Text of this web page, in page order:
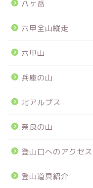
八ヶ岳
六甲全山縦走
六甲山
兵庫の山
北アルプス
奈良の山
登山口へのアクセス
登山道具紹介